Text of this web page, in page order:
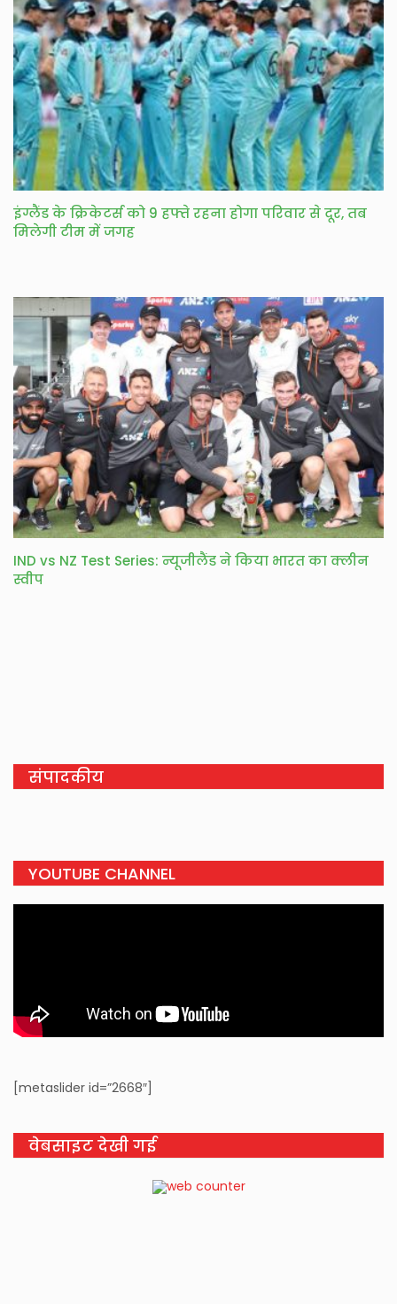
इंग्लैंड के क्रिकेटर्स को 9 हफ्ते रहना होगा परिवार से दूर, तब
मिलेगी टीम में जगह
IND vs NZ Test Series: न्यूजीलैंड ने किया भारत का क्लीन
स्वीप
संपादकीय
YOUTUBE CHANNEL
[metaslider id=”2668″]
वेबसाइट देखी गई